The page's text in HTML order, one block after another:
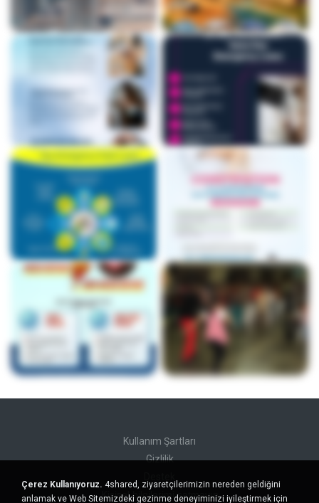
Kullanım Şartları
Gizlilik
Kişisel bilgilerimi satmayın
Çerez Kullanıyoruz. 4shared, ziyaretçilerimizin nereden geldiğini
anlamak ve Web Sitemizdeki gezinme deneyiminizi iyileştirmek için